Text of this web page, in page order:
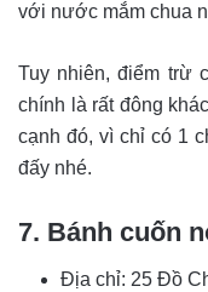
với nước mắm chua
Tuy nhiên, điểm trừ
chính là rất đông
cạnh đó, vì chỉ có 1
đấy nhé.
7. Bánh cuốn
Địa chỉ: 25 Đồ